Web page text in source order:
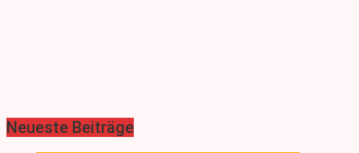
Neueste Beiträge